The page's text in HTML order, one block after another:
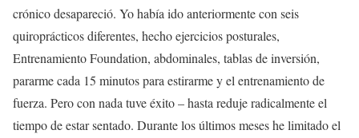
crónico desapareció. Yo había ido anteriormente con seis
quiroprácticos diferentes, hecho ejercicios posturales,
Entrenamiento Foundation, abdominales, tablas de inversión,
pararme cada 15 minutos para estirarme y el entrenamiento de
fuerza. Pero con nada tuve éxito – hasta reduje radicalmente el
tiempo de estar sentado. Durante los últimos meses he limitado el